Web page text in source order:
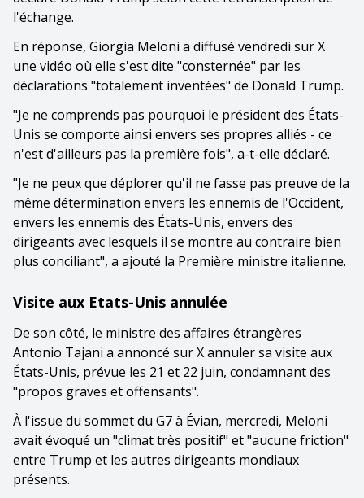
l'échange.
En réponse, Giorgia Meloni a diffusé vendredi sur X
une vidéo où elle s'est dite "consternée" par les
déclarations "totalement inventées" de Donald Trump.
"Je ne comprends pas pourquoi le président des États-
Unis se comporte ainsi envers ses propres alliés - ce
n'est d'ailleurs pas la première fois", a-t-elle déclaré.
"Je ne peux que déplorer qu'il ne fasse pas preuve de la
même détermination envers les ennemis de l'Occident,
envers les ennemis des États-Unis, envers des
dirigeants avec lesquels il se montre au contraire bien
plus conciliant", a ajouté la Première ministre italienne.
Visite aux Etats-Unis annulée
De son côté, le ministre des affaires étrangères
Antonio Tajani a annoncé sur X annuler sa visite aux
États-Unis, prévue les 21 et 22 juin, condamnant des
"propos graves et offensants".
À l'issue du sommet du G7 à Évian, mercredi, Meloni
avait évoqué un "climat très positif" et "aucune friction"
entre Trump et les autres dirigeants mondiaux
présents.